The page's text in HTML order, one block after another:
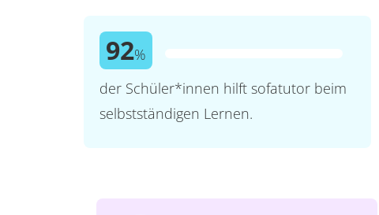
92%
der Schüler*innen hilft sofatutor beim
selbstständigen Lernen.